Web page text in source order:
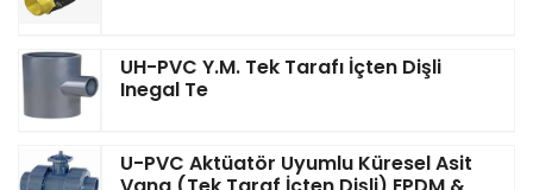
UH-PVC Y.M. Tek Tarafı İçten Dişli
Inegal Te
U-PVC Aktüatör Uyumlu Küresel Asit